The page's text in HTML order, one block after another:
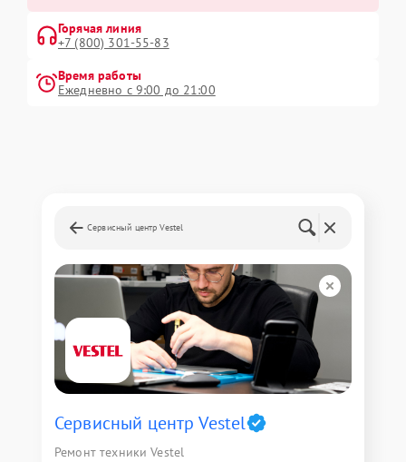
Горячая линия
+7 (800) 301-55-83
Время работы
Ежедневно с 9:00 до 21:00
Сервисный центр Vestel
Сервисный центр Vestel
Ремонт техники Vestel